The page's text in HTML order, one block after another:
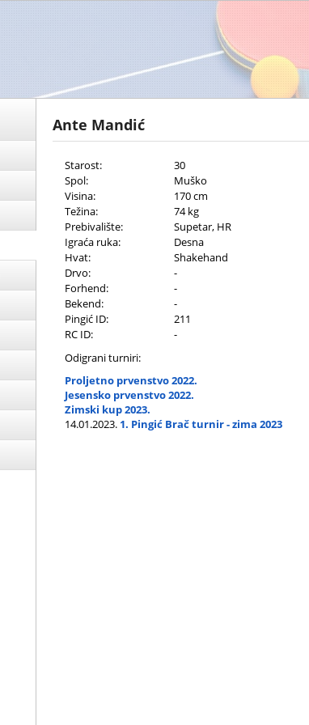
Ante Mandić
Starost:
30
Spol:
Muško
Visina:
170 cm
Težina:
74 kg
Prebivalište:
Supetar, HR
Igraća ruka:
Desna
Hvat:
Shakehand
Drvo:
-
Forhend:
-
Bekend:
-
Pingić ID:
211
RC ID:
-
Odigrani turniri:
Proljetno prvenstvo 2022.
Jesensko prvenstvo 2022.
Zimski kup 2023.
14.01.2023. 1. Pingić Brač turnir - zima 2023